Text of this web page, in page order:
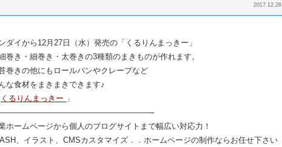
2017.12.26
ダイから12月27日（水）発売の「くるりんまっきー」
巻き・細巻き・太巻きの3種類のまきものが作れます。
巻きの他にもロールパンやクレープなど
な食材をまきまきできます♪
くるりんまっきー 」
ホームページから個人のブログサイトまで幅広い対応力！
、イラスト、CMSカスタマイズ．．ホームページの制作ならお任せ下さい